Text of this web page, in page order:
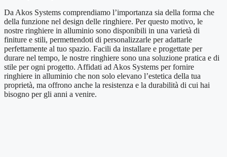
Da Akos Systems comprendiamo l’importanza sia della forma che
della funzione nel design delle ringhiere. Per questo motivo, le
nostre ringhiere in alluminio sono disponibili in una varietà di
finiture e stili, permettendoti di personalizzarle per adattarle
perfettamente al tuo spazio. Facili da installare e progettate per
durare nel tempo, le nostre ringhiere sono una soluzione pratica e di
stile per ogni progetto. Affidati ad Akos Systems per fornire
ringhiere in alluminio che non solo elevano l’estetica della tua
proprietà, ma offrono anche la resistenza e la durabilità di cui hai
bisogno per gli anni a venire.